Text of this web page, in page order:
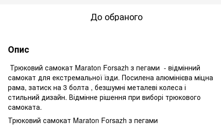
До обраного
Опис
Трюковий самокат Maraton Forsazh з пегами - відмінний
самокат для екстремальної їзди. Посилена алюмінієва міцна
рама, затиск на 3 болта , безшумні металеві колеса і
стильний дизайн. Відмінне рішення при виборі трюкового
самоката.
Трюковий самокат Maraton Forsazh з пегами